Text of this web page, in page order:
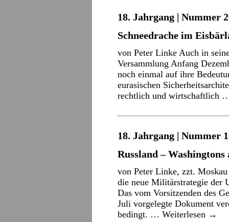
18. Jahrgang | Nummer
Schneedrache im
von Peter Linke Auch in
Versammlung Anfang
noch einmal auf ihre
eurasischen
rechtlich und wirtschaftlich
18. Jahrgang | Nummer
Russland –
von Peter Linke, zzt.
die neue Militärstrategie der
Das vom Vorsitzenden des
Juli vorgelegte Dokument
bedingt. … Weiterlesen →